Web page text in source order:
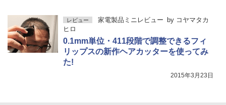
レビュー 家電製品ミニレビュー by コヤマタカ
ヒロ
0.1mm単位・411段階で調整できるフィ
リップスの新作ヘアカッターを使ってみ
た!
2015年3月23日